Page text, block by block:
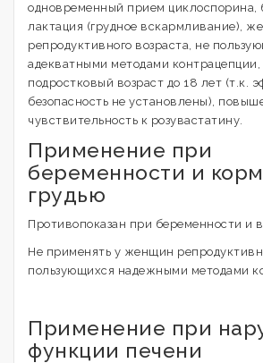
одновременный прием циклоспорина,
лактация (грудное вскармливание),
репродуктивного возраста, не
адекватными методами контрацепции,
подростковый возраст до 18 лет (т.к.
безопасность не установлены),
чувствительность к розувастатину.
Применение при
беременности и
грудью
Противопоказан при беременности и
Не применять у женщин
пользующихся надежными методами
Применение при
функции печени